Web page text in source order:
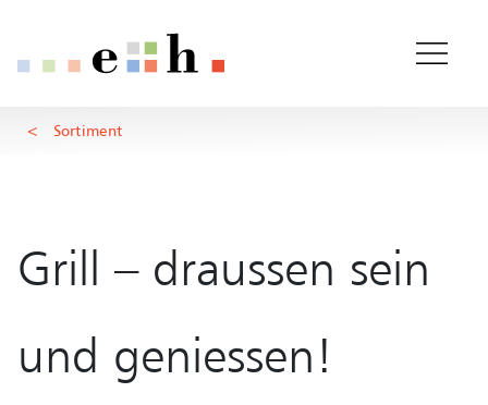
Wichtige Seiten
Main Navigation
Hauptinhalt
Sortiment
Grill – draussen sein
und geniessen!